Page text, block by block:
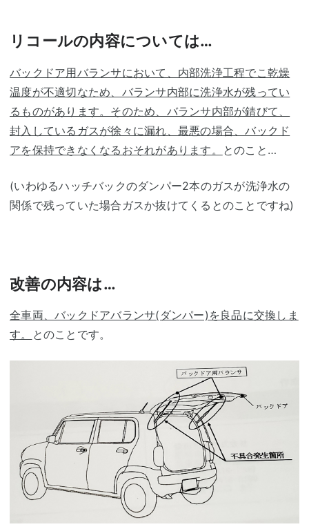
リコールの内容については…
バックドア用バランサにおいて、内部洗浄工程でこ乾燥
温度が不適切なため、バランサ内部に洗浄水が残ってい
るものがあります。そのため、バランサ内部が錆びて、
封入しているガスが徐々に漏れ、最悪の場合、バックド
アを保持できなくなるおそれがあります。
とのこと…
(いわゆるハッチバックのダンパー2本のガスが洗浄水の
関係で残っていた場合ガスか抜けてくるとのことですね)
改善の内容は…
全車両、バックドアバランサ(ダンパー)を良品に交換しま
す。
とのことです。